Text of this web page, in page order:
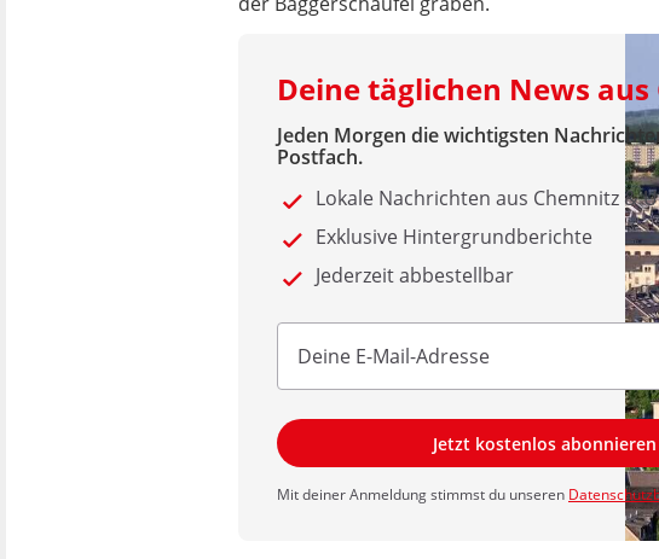
Deine täglichen News
Jeden Morgen die wichtigsten
Postfach.
Lokale Nachrichten aus Chemnitz &
Exklusive Hintergrundberichte
Jederzeit abbestellbar
Jetzt kostenlos abonnieren
Mit deiner Anmeldung stimmst du unseren